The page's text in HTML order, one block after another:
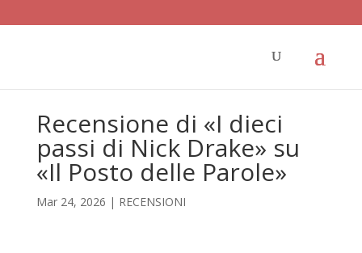
Recensione di «I dieci
passi di Nick Drake» su
«Il Posto delle Parole»
Mar 24, 2026 | RECENSIONI